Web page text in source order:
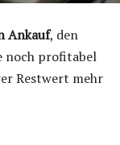
Ankauf, den
noch profitabel
Restwert mehr